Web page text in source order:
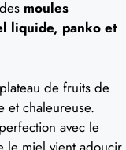
moules
liquide, panko et
de fruits de
et chaleureuse.
avec le